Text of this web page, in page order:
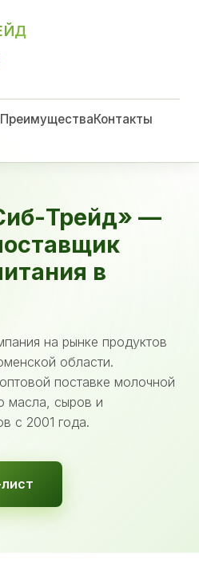
ПреимуществаКонтакты
Трейд» —
в
на рынке продуктов
области.
поставке молочной
масла, сыров и
с 2001 года.